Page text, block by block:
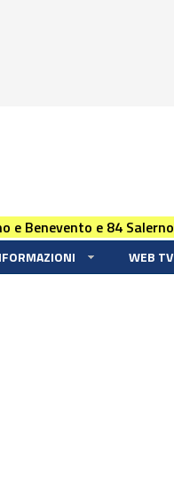
e Benevento e 84 Salerno
WEB TV